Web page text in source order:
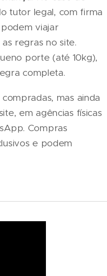
tutor legal, com firma
viajar
regras no site.
porte (até 10kg),
completa.
mas ainda
em agências físicas
Compras
e podem